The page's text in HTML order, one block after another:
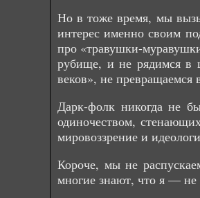
Но в тоже время, мы
интерес именно своим
про «травушки-
рубище, и не рядимся в
веков», не превращаемся
Дарк-фолк никогда не
одиночеством,
мировоззрение и
Короче, мы не
многие знают, что я — не